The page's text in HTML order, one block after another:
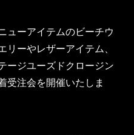
ューアイテムのビーチウ
ーやレザーアイテム、
ージユーズドクロージン
受注会を開催いたしま